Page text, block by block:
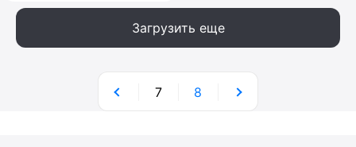
Загрузить еще
7 8